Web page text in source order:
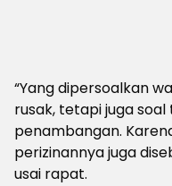
“Yang dipersoalkan
rusak, tetapi juga
penambangan.
perizinannya juga
usai rapat.